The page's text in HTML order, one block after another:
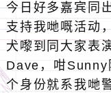
今日好多嘉宾同
支持我哋嘅活动
犬嚟到同大家表
Dave，咁Sunny
个身份就系我哋